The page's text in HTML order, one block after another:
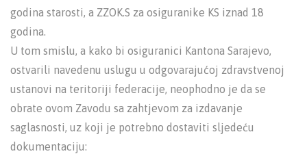
godina starosti, a ZZOK.S za osiguranike KS iznad 18
godina.
U tom smislu, a kako bi osiguranici Kantona Sarajevo,
ostvarili navedenu uslugu u odgovarajućoj zdravstvenoj
ustanovi na teritoriji federacije, neophodno je da se
obrate ovom Zavodu sa zahtjevom za izdavanje
saglasnosti, uz koji je potrebno dostaviti sljedeću
dokumentaciju: